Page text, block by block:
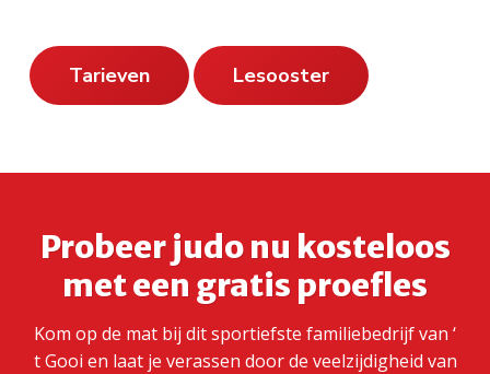
Tarieven Lesooster
Probeer judo nu kosteloos
met een gratis proefles
Kom op de mat bij dit sportiefste familiebedrijf van ‘
t Gooi en laat je verassen door de veelzijdigheid van